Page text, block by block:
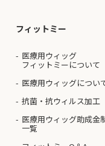
フィットミー
医療用ウィッグ
フィットミーについて
医療用ウィッグについ
抗菌・抗ウィルス加工
医療用ウィッグ助成金
一覧